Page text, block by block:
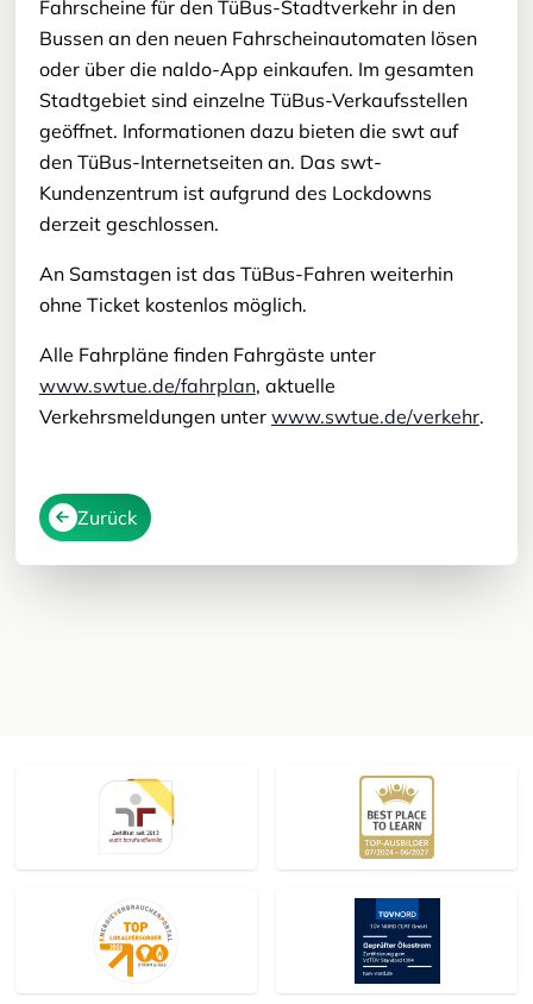
Fahrscheine für den TüBus-Stadtverkehr in den
Bussen an den neuen Fahrscheinautomaten lösen
oder über die naldo-App einkaufen. Im gesamten
Stadtgebiet sind einzelne TüBus-Verkaufsstellen
geöffnet. Informationen dazu bieten die swt auf
den TüBus-Internetseiten an. Das swt-
Kundenzentrum ist aufgrund des Lockdowns
derzeit geschlossen.
An Samstagen ist das TüBus-Fahren weiterhin
ohne Ticket kostenlos möglich.
Alle Fahrpläne finden Fahrgäste unter
www.swtue.de/fahrplan, aktuelle
Verkehrsmeldungen unter www.swtue.de/verkehr.
Zurück